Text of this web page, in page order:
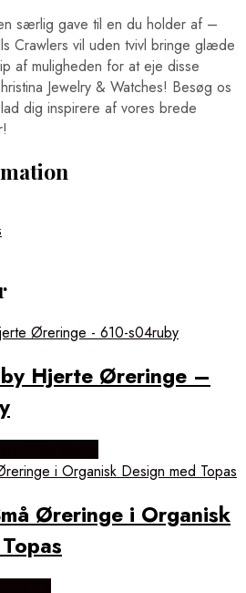
særlig gave til en du holder af –
Crawlers vil uden tvivl bringe glæde
af muligheden for at eje disse
Jewelry & Watches! Besøg os
dig inspirere af vores brede
Hjerte Øreringe –
Øreringe i Organisk